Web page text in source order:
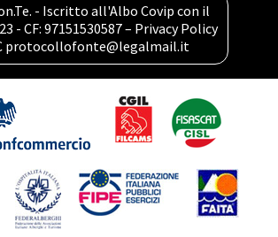
- Iscritto all'Albo Covip con il
- CF: 97151530587 – Privacy Policy
protocollofonte@legalmail.it